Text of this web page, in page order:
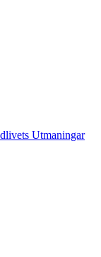
Utmaningar